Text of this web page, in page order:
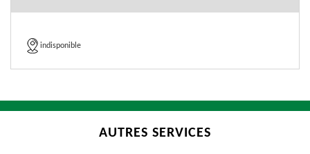
indisponible
AUTRES SERVICES